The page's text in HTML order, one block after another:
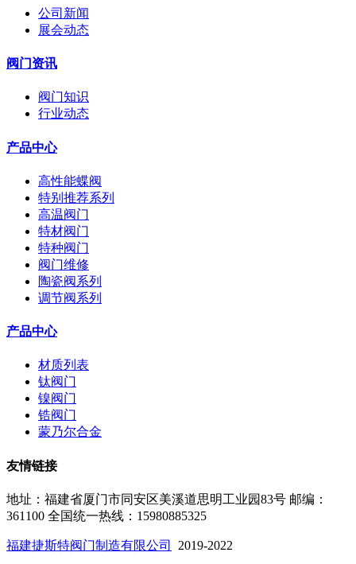
公司新闻
展会动态
阀门资讯
阀门知识
行业动态
产品中心
高性能蝶阀
特别推荐系列
高温阀门
特材阀门
特种阀门
阀门维修
陶瓷阀系列
调节阀系列
产品中心
材质列表
钛阀门
镍阀门
锆阀门
蒙乃尔合金
友情链接
地址：福建省厦门市同安区美溪道思明工业园83号 邮编：
361100 全国统一热线：15980885325
福建捷斯特阀门制造有限公司 2019-2022